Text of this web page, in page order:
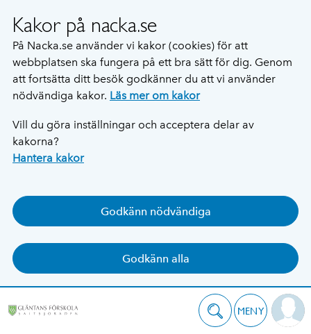
Kakor på nacka.se
På Nacka.se använder vi kakor (cookies) för att
webbplatsen ska fungera på ett bra sätt för dig. Genom
att fortsätta ditt besök godkänner du att vi använder
nödvändiga kakor. Läs mer om kakor
Vill du göra inställningar och acceptera delar av
kakorna?
Hantera kakor
Godkänn nödvändiga
Godkänn alla
MENY